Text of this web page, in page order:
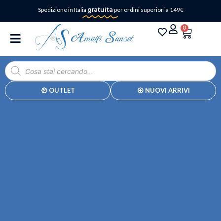
Spedizione in Italia gratuita per ordini superiori a 149€
0
OUTLET NUOVI ARRIVI